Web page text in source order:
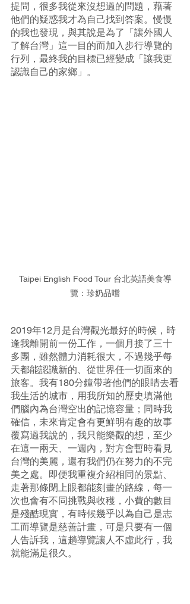
提問，很多我從來沒想過的問題，藉著
他們的疑惑我才為自己找到答案。慢慢
的我也發現，與其說是為了「讓外國人
了解台灣」這一目的而加入步行導覽的
行列，最終我的目標已經變成「讓我更
認識自己的家鄉」。
Taipei English Food Tour 台北英語美食導
覽：珍奶品嚐
2019年12月是台灣觀光最好的時候，時
逢我離開前一份工作，一個月接了三十
多團，雖然體力消耗很大，不過幾乎每
天都能認識新的、從世界任一切面來的
旅客。我有180分鐘帶著他們的眼睛去看
我生活的城市，用我所知的歷史填滿他
們腦內為台灣空出的記憶容量；同時我
確信，未來肯定會有更鮮明有趣的故事
覆寫過我說的，我只能樂觀的想，至少
在這一兩天、一週內，對方會暫時看見
台灣的美麗，還有我們仍在努力的不完
美之處。即便我重複介紹相同的景點、
走著那條閉上眼都能刻畫的路線，每一
次也會有不同挑戰與收穫，小費的數目
是殘酷現實，有時候幾乎以為自己是志
工而導覽是慈善計畫，可是只要有一個
人告訴我，這趟導覽讓人不虛此行，我
就能滿足很久。